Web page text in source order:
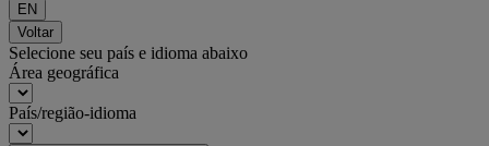
EN
Voltar
Selecione seu país e idioma abaixo
Área geográfica
País/região-idioma